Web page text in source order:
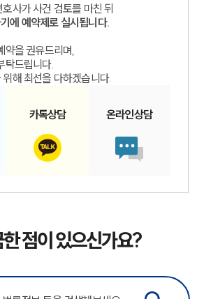
사가 사건 검토를 마친 뒤
에 예약제로 실시됩니다.
약을 권유드리며,
탁드립니다.
해 최선을 다하겠습니다.
카톡상담 온라인상담
점이 있으신가요?